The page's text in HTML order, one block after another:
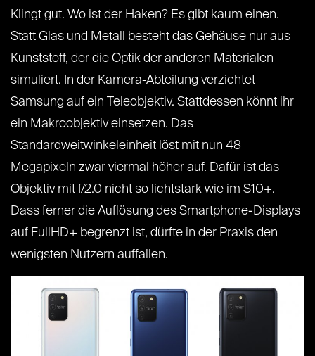
Klingt gut. Wo ist der Haken? Es gibt kaum einen.
Statt Glas und Metall besteht das Gehäuse nur aus
Kunststoff, der die Optik der anderen Materialen
simuliert. In der Kamera-Abteilung verzichtet
Samsung auf ein Teleobjektiv. Stattdessen könnt ihr
ein Makroobjektiv einsetzen. Das
Standardweitwinkeleinheit löst mit nun 48
Megapixeln zwar viermal höher auf. Dafür ist das
Objektiv mit f/2.0 nicht so lichtstark wie im S10+.
Dass ferner die Auflösung des Smartphone-Displays
auf FullHD+ begrenzt ist, dürfte in der Praxis den
wenigsten Nutzern auffallen.